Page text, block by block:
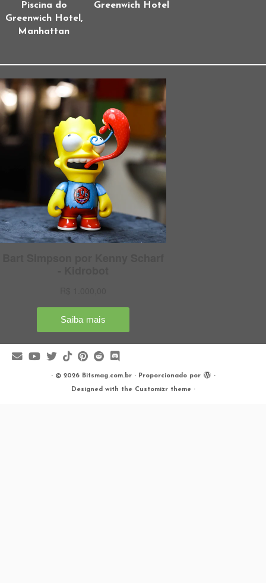
Piscina do
Greenwich Hotel,
Manhattan
Greenwich Hotel
· © 2026 Bitsmag.com.br· Proporcionado por ·
Designed with the Customizr theme ·